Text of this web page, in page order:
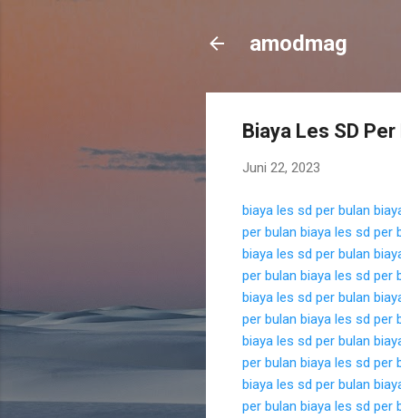
amodmag
Biaya Les SD
Juni 22, 2023
biaya les sd per bulan
per bulan biaya les sd per
biaya les sd per bulan
per bulan biaya les sd per
biaya les sd per bulan
per bulan biaya les sd per
biaya les sd per bulan
per bulan biaya les sd per
biaya les sd per bulan
per bulan biaya les sd per